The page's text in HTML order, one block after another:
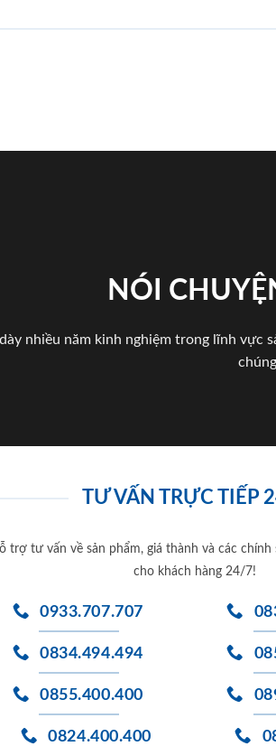
NÓI
nhiều năm kinh nghiệm trong lĩnh vực
TƯ VẤN TRỰC TIẾP
trợ tư vấn về sản phẩm, giá thành và các chính
cho khách hàng 24/7!
0933.707.707
0834.494.494
0855.400.400
0824.400.400